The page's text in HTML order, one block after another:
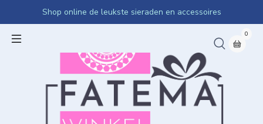
Shop online de leukste sieraden en accessoires
0